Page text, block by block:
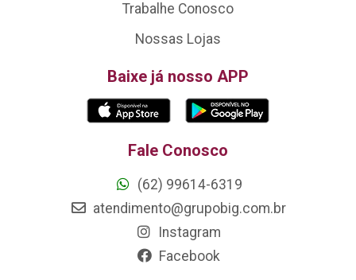
Trabalhe Conosco
Nossas Lojas
Baixe já nosso APP
Fale Conosco
(62) 99614-6319
atendimento@grupobig.com.br
Instagram
Facebook